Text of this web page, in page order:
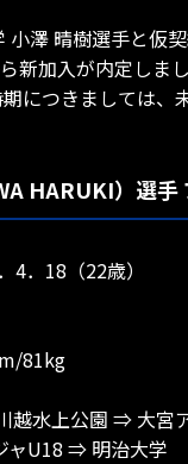
澤 晴樹選手と仮契
新加入が内定しま
につきましては、
HARUKI）選手
．18（22歳）
81kg
越水上公園 ⇒ 大宮
ャU18 ⇒ 明治大学